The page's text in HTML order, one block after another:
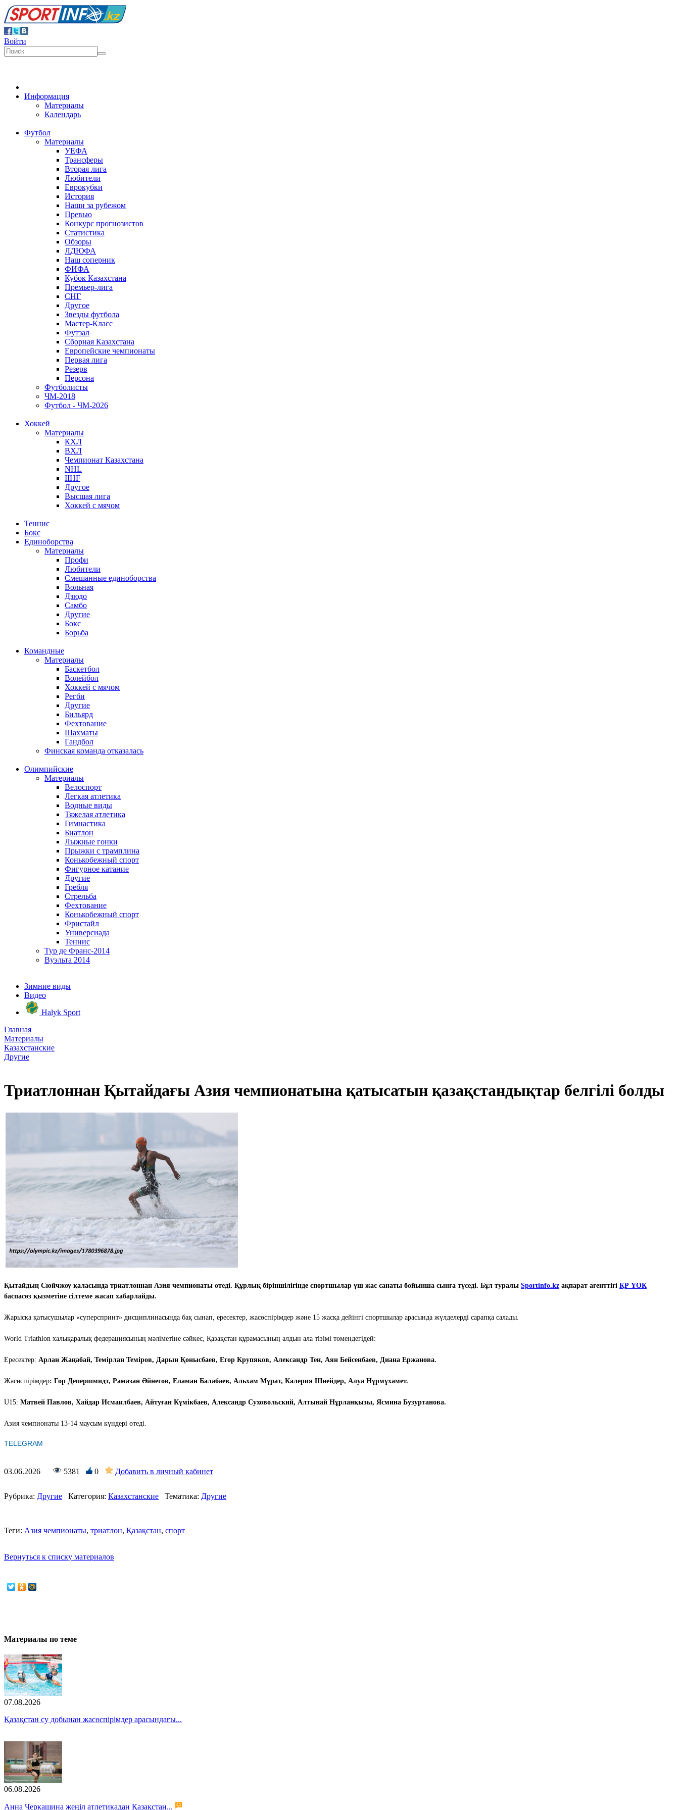
Войти
Информация
Материалы
Календарь
Футбол
Материалы
УЕФА
Трансферы
Вторая лига
Любители
Еврокубки
История
Наши за рубежом
Превью
Конкурс прогнозистов
Статистика
Обзоры
ЛДЮФА
Наш соперник
ФИФА
Кубок Казахстана
Премьер-лига
СНГ
Другое
Звезды футбола
Мастер-Класс
Футзал
Сборная Казахстана
Европейские чемпионаты
Первая лига
Резерв
Персона
Футболисты
ЧМ-2018
Футбол - ЧМ-2026
Хоккей
Материалы
КХЛ
ВХЛ
Чемпионат Казахстана
NHL
IIHF
Другое
Высшая лига
Хоккей с мячом
Теннис
Бокс
Единоборства
Материалы
Профи
Любители
Смешанные единоборства
Вольная
Дзюдо
Самбо
Другие
Бокс
Борьба
Командные
Материалы
Баскетбол
Волейбол
Хоккей с мячом
Регби
Другие
Бильярд
Фехтование
Шахматы
Гандбол
Финская команда отказалась
Олимпийские
Материалы
Велоспорт
Легкая атлетика
Водные виды
Тяжелая атлетика
Гимнастика
Биатлон
Лыжные гонки
Прыжки с трамплина
Конькобежный спорт
Фигурное катание
Другие
Гребля
Стрельба
Фехтование
Конькобежный спорт
Фристайл
Универсиада
Теннис
Тур де Франс-2014
Вуэльта 2014
Зимние виды
Видео
Halyk Sport
Главная
Материалы
Казахстанские
Другие
Триатлоннан Қытайдағы Азия чемпионатына қатысатын қазақстандықтар белгілі болды
Қытайдың Сюйчжоу қаласында триатлоннан Азия чемпионаты өтеді. Құрлық біріншілігінде спортшылар үш жас санаты бойынша сынға түседі. Бұл туралы Sportinfo.kz ақпарат агенттігі ҚР ҰОК
баспасөз қызметіне сілтеме жасап хабарлайды.
Жарысқа қатысушылар «суперспринт» дисциплинасында бақ сынап, ересектер, жасөспірімдер және 15 жасқа дейінгі спортшылар арасында жүлделерді сарапқа салады.
World Triathlon халықаралық федерациясының мәліметіне сәйкес, Қазақстан құрамасының алдын ала тізімі төмендегідей:
Ересектер: Арлан Жаңабай, Темірлан Теміров, Дарын Қонысбаев, Егор Крупяков, Александр Тен, Аян Бейсенбаев, Диана Ержанова.
Жасөспірімдер: Гор Депершмидт, Рамазан Әйнегов, Еламан Балабаев, Альхам Мұрат, Калерия Шнейдер, Алуа Нұрмұхамет.
U15: Матвей Павлов, Хайдар Исмаилбаев, Айтуған Күмікбаев, Александр Суховольский, Алтынай Нұрланқызы, Ясмина Бузуртанова.
Азия чемпионаты 13-14 маусым күндері өтеді.
TELEGRAM
03.06.2026 5381 0 Добавить в личный кабинет
Рубрика: Другие Категория: Казахстанские Тематика: Другие
Теги: Азия чемпионаты, триатлон, Қазақстан, спорт
Вернуться к списку материалов
Материалы по теме
07.08.2026
Қазақстан су добынан жасөспірімдер арасындағы...
06.08.2026
Анна Черкашина жеңіл атлетикадан Қазақстан...